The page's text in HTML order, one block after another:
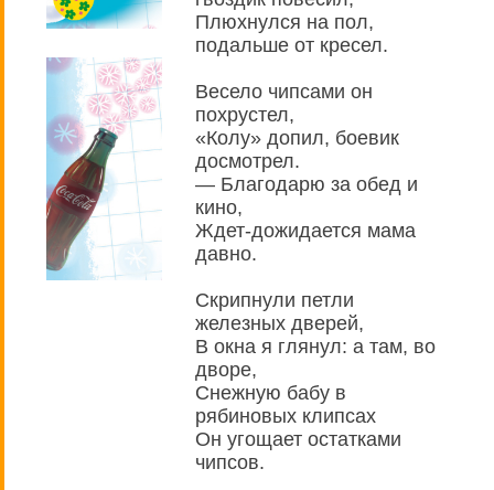
Плюхнулся на пол,
подальше от кресел.
Весело чипсами он
похрустел,
«Колу» допил, боевик
досмотрел.
— Благодарю за обед и
кино,
Ждет-дожидается мама
давно.
Cкрипнули петли
железных дверей,
В окна я глянул: а там, во
дворе,
Снежную бабу в
рябиновых клипсах
Он угощает остатками
чипсов.